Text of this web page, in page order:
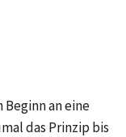
an eine
das Prinzip bis